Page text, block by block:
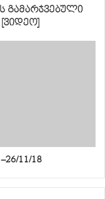
გამარჯვებული
11/18